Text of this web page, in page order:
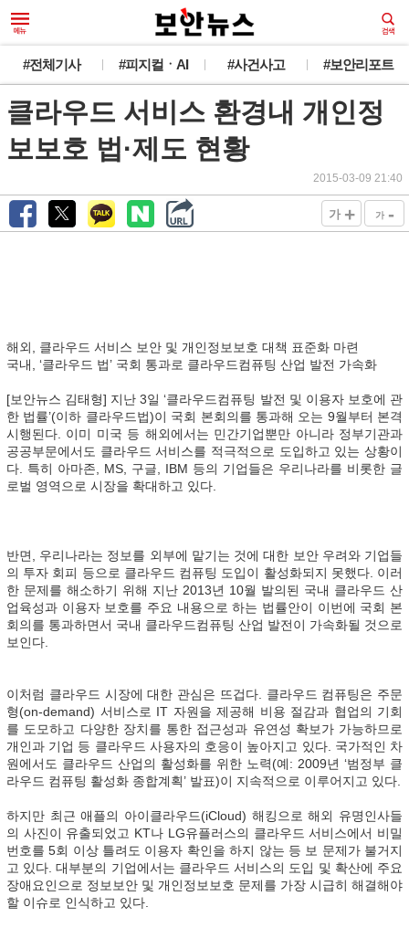
#전체기사 #피지컬ㆍAI #사건사고 #보안리포트
클라우드 서비스 환경내 개인정
보보호 법·제도 현황
2015-03-09 21:40
가 + 가 -
해외, 클라우드 서비스 보안 및 개인정보보호 대책 표준화 마련
국내, ‘클라우드 법’ 국회 통과로 클라우드컴퓨팅 산업 발전 가속화
[보안뉴스 김태형] 지난 3일 ‘클라우드컴퓨팅 발전 및 이용자 보호에 관
한 법률’(이하 클라우드법)이 국회 본회의를 통과해 오는 9월부터 본격
시행된다. 이미 미국 등 해외에서는 민간기업뿐만 아니라 정부기관과
공공부문에서도 클라우드 서비스를 적극적으로 도입하고 있는 상황이
다. 특히 아마존, MS, 구글, IBM 등의 기업들은 우리나라를 비롯한 글
로벌 영역으로 시장을 확대하고 있다.
반면, 우리나라는 정보를 외부에 맡기는 것에 대한 보안 우려와 기업들
의 투자 회피 등으로 클라우드 컴퓨팅 도입이 활성화되지 못했다. 이러
한 문제를 해소하기 위해 지난 2013년 10월 발의된 국내 클라우드 산
업육성과 이용자 보호를 주요 내용으로 하는 법률안이 이번에 국회 본
회의를 통과하면서 국내 클라우드컴퓨팅 산업 발전이 가속화될 것으로
보인다.
이처럼 클라우드 시장에 대한 관심은 뜨겁다. 클라우드 컴퓨팅은 주문
형(on-demand) 서비스로 IT 자원을 제공해 비용 절감과 협업의 기회
를 도모하고 다양한 장치를 통한 접근성과 유연성 확보가 가능하므로
개인과 기업 등 클라우드 사용자의 호응이 높아지고 있다. 국가적인 차
원에서도 클라우드 산업의 활성화를 위한 노력(예: 2009년 ‘범정부 클
라우드 컴퓨팅 활성화 종합계획’ 발표)이 지속적으로 이루어지고 있다.
하지만 최근 애플의 아이클라우드(iCloud) 해킹으로 해외 유명인사들
의 사진이 유출되었고 KT나 LG유플러스의 클라우드 서비스에서 비밀
번호를 5회 이상 틀려도 이용자 확인을 하지 않는 등 보 문제가 불거지
고 있다. 대부분의 기업에서는 클라우드 서비스의 도입 및 확산에 주요
장애요인으로 정보보안 및 개인정보보호 문제를 가장 시급히 해결해야
할 이슈로 인식하고 있다.